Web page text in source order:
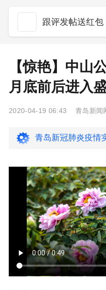
跟评发帖送红包
【惊艳】中山
月底前后进入
2020-04-19 06:43 青岛新闻
青岛新冠肺炎疫情